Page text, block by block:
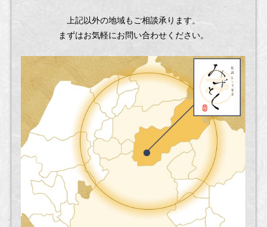
上記以外の地域もご相談承ります。
まずはお気軽にお問い合わせください。